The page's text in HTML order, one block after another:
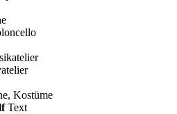
Kostüme
Text